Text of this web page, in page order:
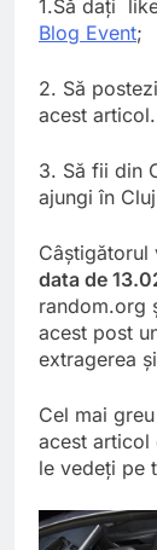
1.Să daţi
Blog Event;
2. Să
acest articol.
3. Să fii din
ajungi în
Câştigătorul
data de
random.org
acest post
extragerea
Cel mai
acest articol
le vedeţi pe